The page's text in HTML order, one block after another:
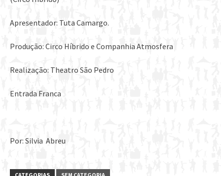
Apresentador: Tuta Camargo.
Produção: Circo Híbrido e Companhia Atmosfera
Realização: Theatro São Pedro
Entrada Franca
Por: Silvia Abreu